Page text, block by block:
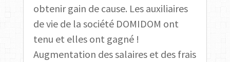
obtenir gain de cause. Les auxiliaires
de vie de la société DOMIDOM ont
tenu et elles ont gagné !
Augmentation des salaires et des frais